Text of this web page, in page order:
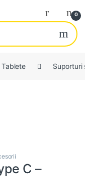
0
Tablete Suporturi
C –